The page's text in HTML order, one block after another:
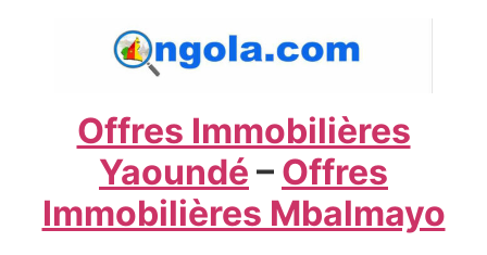
Offres Immobilières
Yaoundé – Offres
Immobilières Mbalmayo